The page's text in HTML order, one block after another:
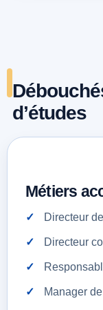
d’études
Métiers
Directeur
Directeur
Manager